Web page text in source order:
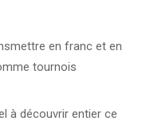
en franc et en
tournois
à découvrir entier ce